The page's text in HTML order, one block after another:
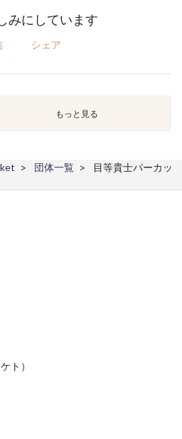
みにしています
シェア
もっと見る
団体一覧
目等貴士パーカッ
ト）